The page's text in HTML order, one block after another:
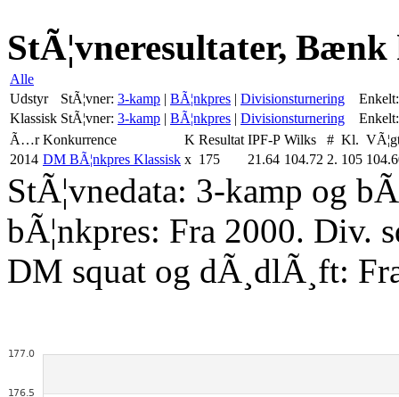
StÃ¦vneresultater, Bænk
Alle
Udstyr
StÃ¦vner: 3-kamp | BÃ¦nkpres | Divisionsturnering
Enkelt:
Klassisk StÃ¦vner: 3-kamp | BÃ¦nkpres | Divisionsturnering
Enkelt:
Ã…r Konkurrence K Resultat IPF-P Wilks # Kl.
2014 DM BÃ¦nkpres Klassisk x 175 21.64 104.72 2. 105
StÃ¦vnedata: 3-kamp og
bÃ¦nkpres: Fra 2000. Div.
DM squat og dÃ¸dlÃ¸ft: